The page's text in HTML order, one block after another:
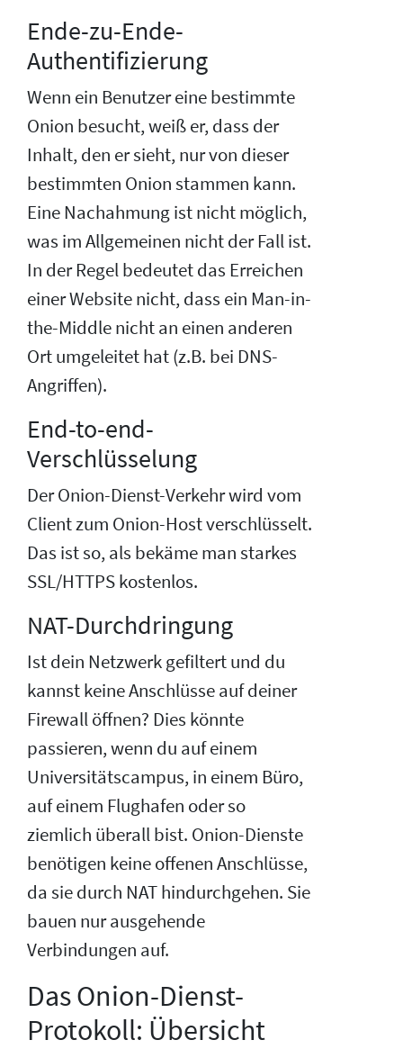
Ende-zu-Ende-
Authentifizierung
Wenn ein Benutzer eine bestimmte
Onion besucht, weiß er, dass der
Inhalt, den er sieht, nur von dieser
bestimmten Onion stammen kann.
Eine Nachahmung ist nicht möglich,
was im Allgemeinen nicht der Fall ist.
In der Regel bedeutet das Erreichen
einer Website nicht, dass ein Man-in-
the-Middle nicht an einen anderen
Ort umgeleitet hat (z.B. bei DNS-
Angriffen).
End-to-end-
Verschlüsselung
Der Onion-Dienst-Verkehr wird vom
Client zum Onion-Host verschlüsselt.
Das ist so, als bekäme man starkes
SSL/HTTPS kostenlos.
NAT-Durchdringung
Ist dein Netzwerk gefiltert und du
kannst keine Anschlüsse auf deiner
Firewall öffnen? Dies könnte
passieren, wenn du auf einem
Universitätscampus, in einem Büro,
auf einem Flughafen oder so
ziemlich überall bist. Onion-Dienste
benötigen keine offenen Anschlüsse,
da sie durch NAT hindurchgehen. Sie
bauen nur ausgehende
Verbindungen auf.
Das Onion-Dienst-
Protokoll: Übersicht